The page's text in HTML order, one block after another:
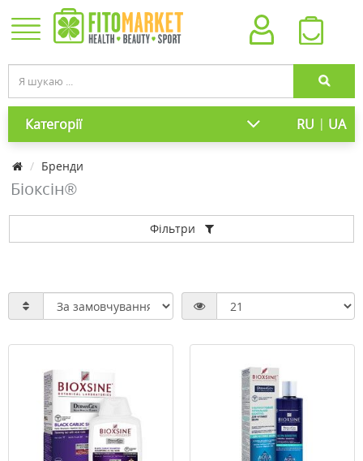
Категорії RU | UA
Бренди
Біоксін®
Фільтри